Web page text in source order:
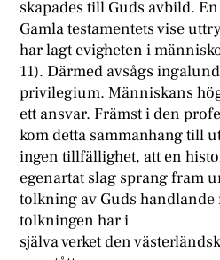
skapades till Guds avbild.
Gamla testamentets vise
har lagt evigheten i
11). Därmed avsågs
privilegium. Människans
ett ansvar. Främst i den
kom detta sammanhang till
ingen tillfällighet, att en
egenartat slag sprang fram
tolkning av Guds handlande
tolkningen har i
själva verket den